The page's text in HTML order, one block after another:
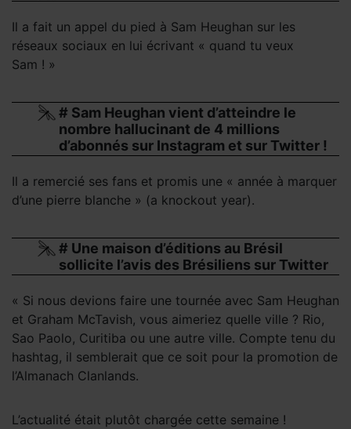
Il a fait un appel du pied à Sam Heughan sur les
réseaux sociaux en lui écrivant « quand tu veux
Sam ! »
# Sam Heughan vient d’atteindre le
nombre hallucinant de 4 millions
d’abonnés sur Instagram et sur Twitter !
Il a remercié ses fans et promis une « année à marquer
d’une pierre blanche » (a knockout year).
# Une maison d’éditions au Brésil
sollicite l’avis des Brésiliens sur Twitter
« Si nous devions faire une tournée avec Sam Heughan
et Graham McTavish, vous aimeriez quelle ville ? Rio,
Sao Paolo, Curitiba ou une autre ville. Compte tenu du
hashtag, il semblerait que ce soit pour la promotion de
l’Almanach Clanlands.
L’actualité était plutôt chargée cette semaine !